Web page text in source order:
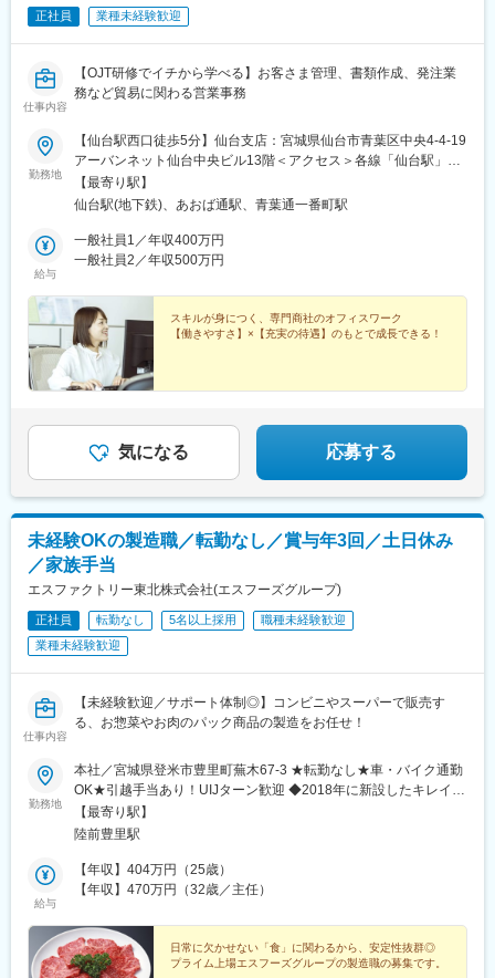
正社員 業種未経験歓迎
仕事内容
【OJT研修でイチから学べる】お客さま管理、書類作成、発注業
務など貿易に関わる営業事務
勤務地
【仙台駅西口徒歩5分】仙台支店：宮城県仙台市青葉区中央4-4-19
アーバンネット仙台中央ビル13階＜アクセス＞各線「仙台駅」西
口から徒歩5分※受動喫煙対策：敷地内全面禁煙
【最寄り駅】
仙台駅(地下鉄)、あおば通駅、青葉通一番町駅
給与
一般社員1／年収400万円
一般社員2／年収500万円
スキルが身につく、専門商社のオフィスワーク
【働きやすさ】×【充実の待遇】のもとで成長できる！
気になる 応募する
未経験OKの製造職／転勤なし／賞与年3回／土日休み
／家族手当
エスファクトリー東北株式会社(エスフーズグループ)
正社員 転勤なし 5名以上採用
職種未経験歓迎
業種未経験歓迎
仕事内容
【未経験歓迎／サポート体制◎】コンビニやスーパーで販売す
る、お惣菜やお肉のパック商品の製造をお任せ！
勤務地
本社／宮城県登米市豊里町蕪木67-3 ★転勤なし★車・バイク通勤
OK★引越手当あり！UIJターン歓迎 ◆2018年に新設したキレイな
工場で働けます◆冷暖房完備※受動喫煙対策あり（屋内禁煙）
【最寄り駅】
陸前豊里駅
給与
【年収】404万円（25歳）
【年収】470万円（32歳／主任）
日常に欠かせない「食」に関わるから、安定性抜群◎
プライム上場エスフーズグループの製造職の募集です。